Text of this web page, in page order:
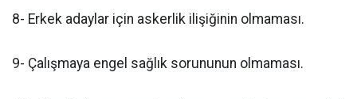
8- Erkek adaylar için askerlik ilişiğinin olmaması.
9- Çalışmaya engel sağlık sorununun olmaması.